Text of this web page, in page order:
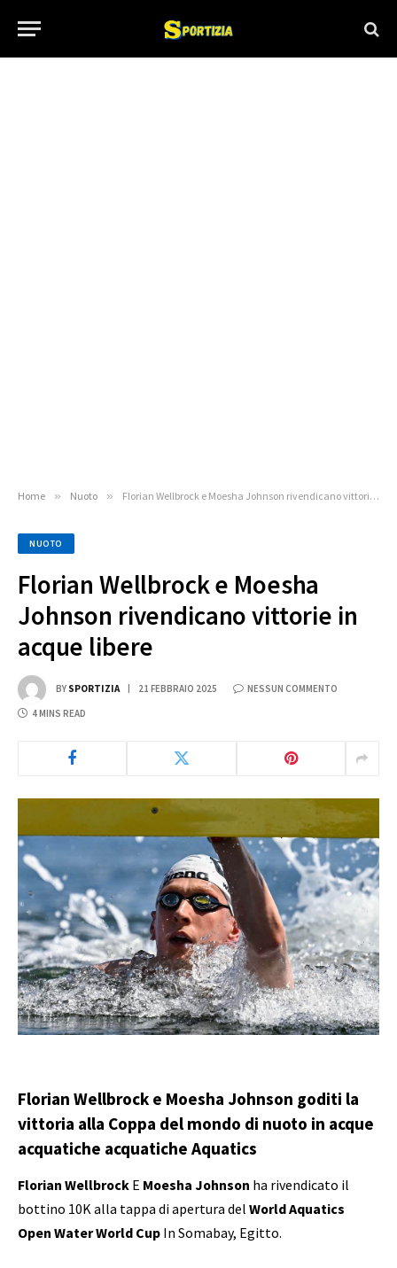
Home » Nuoto » Florian Wellbrock e Moesha Johnson rivendicano vittorie in acque libere
NUOTO
Florian Wellbrock e Moesha
Johnson rivendicano vittorie in
acque libere
BY SPORTIZIA 21 FEBBRAIO 2025 NESSUN COMMENTO
4 MINS READ
Florian Wellbrock e Moesha Johnson goditi la
vittoria alla Coppa del mondo di nuoto in acque
acquatiche acquatiche Aquatics
Florian Wellbrock E Moesha Johnson ha rivendicato il
bottino 10K alla tappa di apertura del World Aquatics
Open Water World Cup In Somabay, Egitto.